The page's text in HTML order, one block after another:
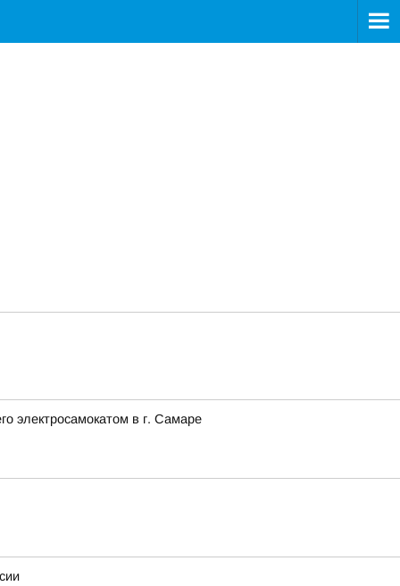
электросамокатом в г. Самаре